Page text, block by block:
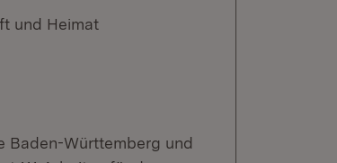
und Heimat
Baden-Württemberg und